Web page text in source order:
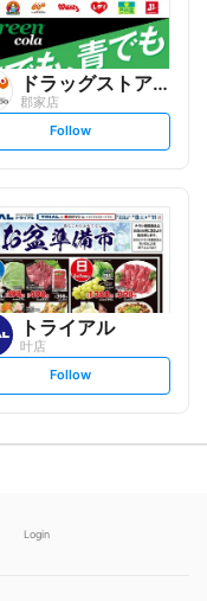
ドラッグストアウェルネス
郡家店
s
t
o
w
Follow
トライアル
叶店
s
t
Follow
Login